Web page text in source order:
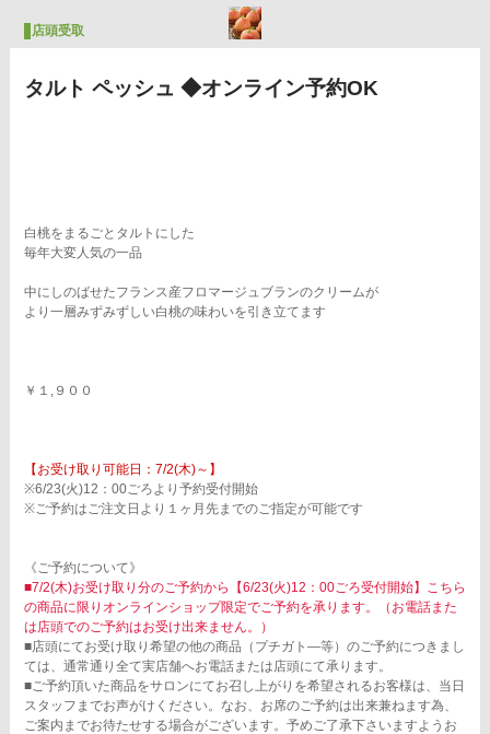
タルト ペッシュ ◆オンライン予約OK
店頭受取
白桃をまるごとタルトにした
毎年大変人気の一品
中にしのばせたフランス産フロマージュブランのクリームが
より一層みずみずしい白桃の味わいを引き立てます
￥１,９００
【お受け取り可能日：7/2(木)～】
※6/23(火)12：00ごろより予約受付開始
※ご予約はご注文日より１ヶ月先までのご指定が可能です
《ご予約について》
■7/2(木)お受け取り分のご予約から【6/23(火)12：00ごろ受付開始】こちら
の商品に限りオンラインショップ限定でご予約を承ります。（お電話また
は店頭でのご予約はお受け出来ません。）
■店頭にてお受け取り希望の他の商品（プチガト―等）のご予約につきまし
ては、通常通り全て実店舗へお電話または店頭にて承ります。
■ご予約頂いた商品をサロンにてお召し上がりを希望されるお客様は、当日
スタッフまでお声がけください。なお、お席のご予約は出来兼ねます為、
ご案内までお待たせする場合がございます。予めご了承下さいますようお